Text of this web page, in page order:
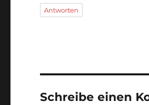
Antworten
Schreibe einen